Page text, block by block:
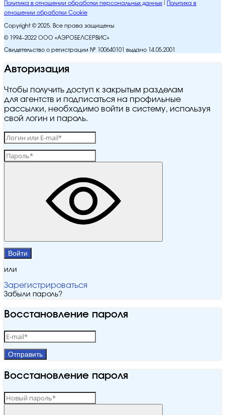
Политика в отношении обработки персональных данных
Политика в
отношении обработки Cookie
Copyright © 2025. Все права защищены
© 1994–2022 ООО «АЭРОБЕЛСЕРВИС»
Свидетельство о регистрации № 100640101 выдано 14.05.2001
Авторизация
Чтобы получить доступ к закрытым разделам
для агентств и подписаться на профильные
рассылки, необходимо войти в систему, используя
свой логин и пароль.
Войти
или
Зарегистрироваться
Забыли пароль?
Восстановление пароля
Отправить
Восстановление пароля